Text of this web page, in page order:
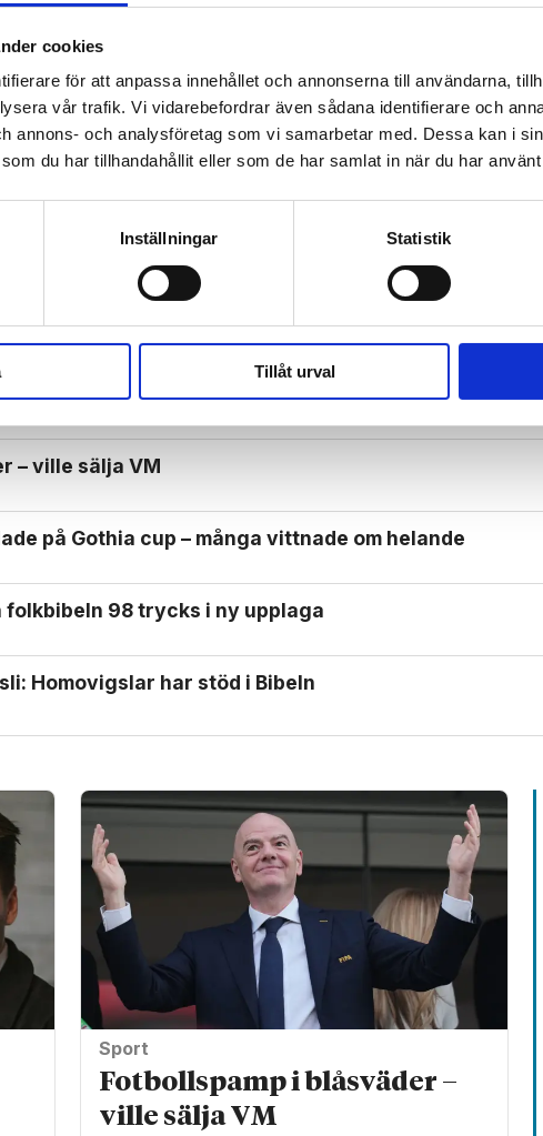
cookies
för att anpassa innehållet och annonserna till användarna,
vår trafik. Vi vidarebefordrar även sådana identifierare och
annons- och analysföretag som vi samarbetar med. Dessa kan i
du har tillhandahållit eller som de har samlat in när du har
Inställningar Statistik
Tillåt urval
prenumerant? Logga in
Mina Sidor
CORONA
sig – nu kräver tusentals ändrad lagstiftning
– ville sälja VM
på Gothia cup – många vittnade om helande
folkbibeln 98 trycks i ny upplaga
Homo­vigslar har stöd i Bibeln
Sport
Fotbollspamp i blåsväder –
ville sälja VM